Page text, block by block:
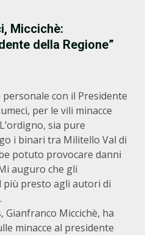
Miccichè:
della Regione”
personale con il Presidente
per le vili minacce
sia pure
i binari tra Militello Val di
potuto provocare danni
auguro che gli
presto agli autori di
Gianfranco Miccichè, ha
minacce al presidente